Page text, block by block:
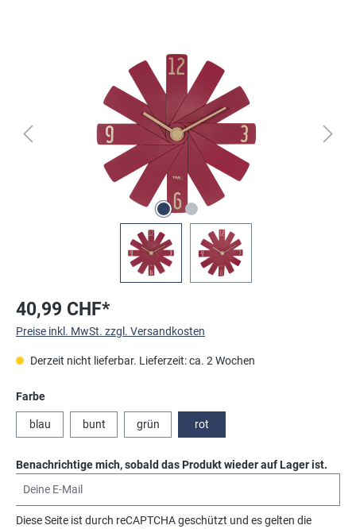
40,99 CHF*
Preise inkl. MwSt. zzgl. Versandkosten
Derzeit nicht lieferbar. Lieferzeit: ca. 2 Wochen
Farbeauswählen
blau bunt grün rot
Benachrichtige mich, sobald das Produkt wieder auf Lager ist.
Diese Seite ist durch reCAPTCHA geschützt und es gelten die